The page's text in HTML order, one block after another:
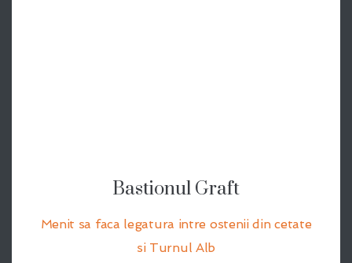
Bastionul Graft
Menit sa faca legatura intre ostenii din cetate
si Turnul Alb